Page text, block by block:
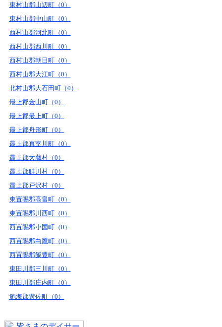
東村山郡山辺町（0）
東村山郡中山町（0）
西村山郡河北町（0）
西村山郡西川町（0）
西村山郡朝日町（0）
西村山郡大江町（0）
北村山郡大石田町（0）
最上郡金山町（0）
最上郡最上町（0）
最上郡舟形町（0）
最上郡真室川町（0）
最上郡大蔵村（0）
最上郡鮭川村（0）
最上郡戸沢村（0）
東置賜郡高畠町（0）
東置賜郡川西町（0）
西置賜郡小国町（0）
西置賜郡白鷹町（0）
西置賜郡飯豊町（0）
東田川郡三川町（0）
東田川郡庄内町（0）
飽海郡遊佐町（0）